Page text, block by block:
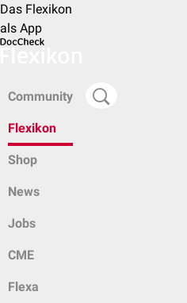
Das Flexikon
als App
Community
Flexikon
Shop
News
Jobs
CME
Flexa